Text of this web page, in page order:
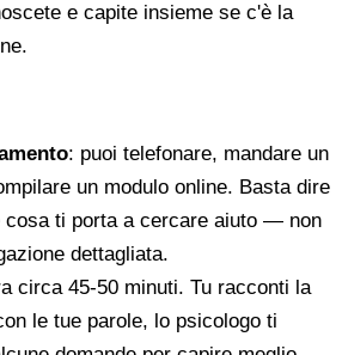
e capite insieme se c'è la
: puoi telefonare, mandare un
un modulo online. Basta dire
cosa ti porta a cercare aiuto — non
dettagliata.
circa 45-50 minuti. Tu racconti la
le tue parole, lo psicologo ti